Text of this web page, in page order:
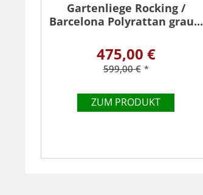
Gartenliege Rocking /
Barcelona Polyrattan grau...
475,00 €
599,00 € *
ZUM PRODUKT